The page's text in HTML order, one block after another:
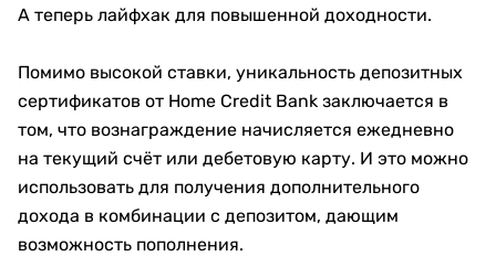
А теперь лайфхак для повышенной доходности.
Помимо высокой ставки, уникальность депозитных
сертификатов от Home Credit Bank заключается в
том, что вознаграждение начисляется ежедневно
на текущий счёт или дебетовую карту. И это можно
использовать для получения дополнительного
дохода в комбинации с депозитом, дающим
возможность пополнения.